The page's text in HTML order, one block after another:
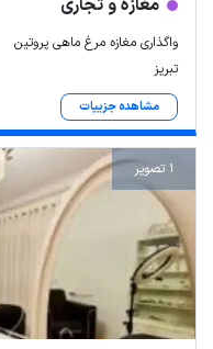
واگذاری مغازه مرغ ماهی پروتین
تبریز
مشاهده جزییات
1 تصویر